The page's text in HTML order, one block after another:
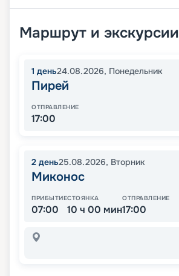
Маршрут и экскурсии
1 день24.08.2026, Понедельник
Пирей
ОТПРАВЛЕНИЕ
17:00
2 день25.08.2026, Вторник
Миконос
ПРИБЫТИЕ
07:00
СТОЯНКА
10 ч 00 мин
ОТПРАВЛЕНИЕ
17:00